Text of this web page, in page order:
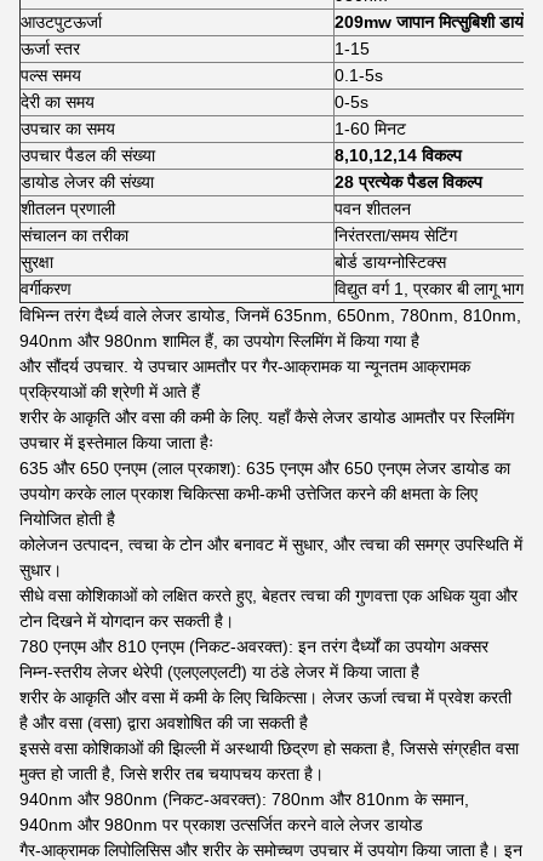
आउटपुटऊर्जा
209mw जापान मित्सुबिशी
ऊर्जा स्तर
1-15
पल्स समय
0.1-5s
देरी का समय
0-5s
उपचार का समय
1-60 मिनट
उपचार पैडल की संख्या
8,10,12,14 विकल्प
डायोड लेजर की संख्या
28 प्रत्येक पैडल विकल्प
शीतलन प्रणाली
पवन शीतलन
संचालन का तरीका
निरंतरता/समय सेटिंग
सुरक्षा
बोर्ड डायग्नोस्टिक्स
वर्गीकरण
विद्युत वर्ग 1, प्रकार बी लागू भाग
विभिन्न तरंग दैर्ध्य वाले लेजर डायोड, जिनमें 635nm, 650nm, 780nm, 810nm,
940nm और 980nm शामिल हैं, का उपयोग स्लिमिंग में किया गया है
और सौंदर्य उपचार. ये उपचार आमतौर पर गैर-आक्रामक या न्यूनतम आक्रामक
प्रक्रियाओं की श्रेणी में आते हैं
शरीर के आकृति और वसा की कमी के लिए. यहाँ कैसे लेजर डायोड आमतौर पर स्लिमिंग
उपचार में इस्तेमाल किया जाता हैः
635 और 650 एनएम (लाल प्रकाश): 635 एनएम और 650 एनएम लेजर डायोड का
उपयोग करके लाल प्रकाश चिकित्सा कभी-कभी उत्तेजित करने की क्षमता के लिए
नियोजित होती है
कोलेजन उत्पादन, त्वचा के टोन और बनावट में सुधार, और त्वचा की समग्र उपस्थिति में
सुधार।
सीधे वसा कोशिकाओं को लक्षित करते हुए, बेहतर त्वचा की गुणवत्ता एक अधिक युवा और
टोन दिखने में योगदान कर सकती है।
780 एनएम और 810 एनएम (निकट-अवरक्त): इन तरंग दैर्ध्यों का उपयोग अक्सर
निम्न-स्तरीय लेजर थेरेपी (एलएलएलटी) या ठंडे लेजर में किया जाता है
शरीर के आकृति और वसा में कमी के लिए चिकित्सा। लेजर ऊर्जा त्वचा में प्रवेश करती
है और वसा (वसा) द्वारा अवशोषित की जा सकती है
इससे वसा कोशिकाओं की झिल्ली में अस्थायी छिद्रण हो सकता है, जिससे संग्रहीत वसा
मुक्त हो जाती है, जिसे शरीर तब चयापचय करता है।
940nm और 980nm (निकट-अवरक्त): 780nm और 810nm के समान,
940nm और 980nm पर प्रकाश उत्सर्जित करने वाले लेजर डायोड
गैर-आक्रामक लिपोलिसिस और शरीर के समोच्चण उपचार में उपयोग किया जाता है। इन